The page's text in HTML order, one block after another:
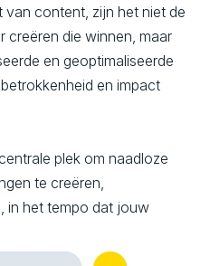
content, zijn het niet de
creëren die winnen, maar
en geoptimaliseerde
en impact
plek om naadloze
te creëren,
in het tempo dat jouw